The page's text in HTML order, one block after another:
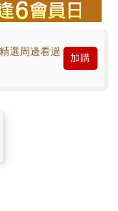
選周邊看過
加購